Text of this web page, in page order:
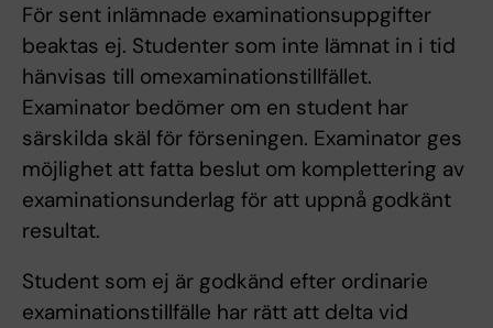
För sent inlämnade examinationsuppgifter
beaktas ej. Studenter som inte lämnat in i tid
hänvisas till omexaminationstillfället.
Examinator bedömer om en student har
särskilda skäl för förseningen. Examinator ges
möjlighet att fatta beslut om komplettering av
examinationsunderlag för att uppnå godkänt
resultat.
Student som ej är godkänd efter ordinarie
examinationstillfälle har rätt att delta vid